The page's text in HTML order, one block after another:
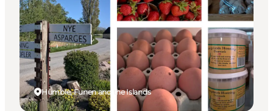
Quoi faire
Hébergements
Planifiez votre voyage
Humble, Funen and the Islands